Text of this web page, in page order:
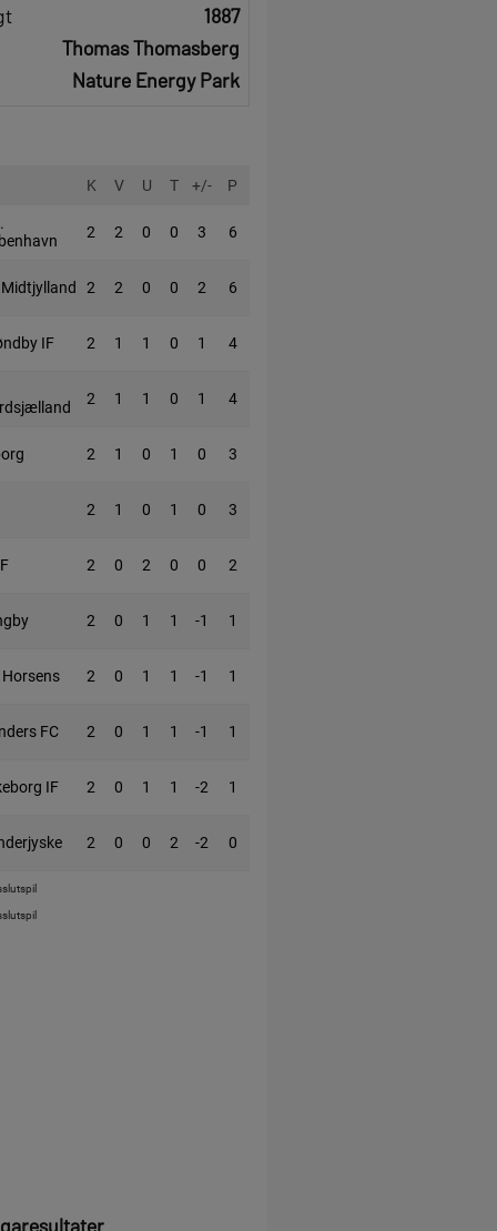
1887
Thomas Thomasberg
Nature Energy Park
K V U T +/- P
2 2 0 0 3 6
2 2 0 0 2 6
IF 2 1 1 0 1 4
2 1 1 0 1 4
2 1 0 1 0 3
2 1 0 1 0 3
2 0 2 0 0 2
2 0 1 1 -1 1
Horsens 2 0 1 1 -1 1
FC 2 0 1 1 -1 1
IF 2 0 1 1 -2 1
2 0 0 2 -2 0